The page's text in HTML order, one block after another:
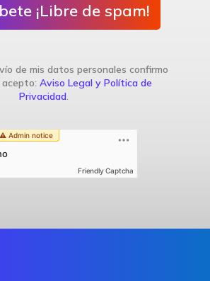
¡Libre de spam!
de mis datos personales confirmo
Aviso Legal y Política de
Privacidad.
Friendly Captcha